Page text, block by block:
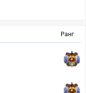
Ранг
147